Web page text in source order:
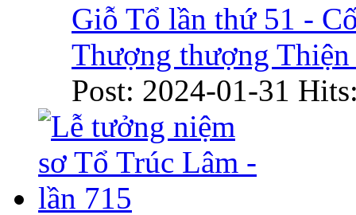
Giỗ Tổ lần thứ 51 -
Thượng thượng Thiện
Post: 2024-01-31